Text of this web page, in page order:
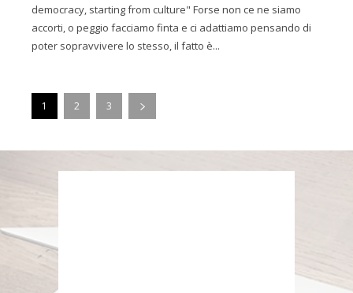
democracy, starting from culture" Forse non ce ne siamo
accorti, o peggio facciamo finta e ci adattiamo pensando di
poter sopravvivere lo stesso, il fatto è...
1 2 3